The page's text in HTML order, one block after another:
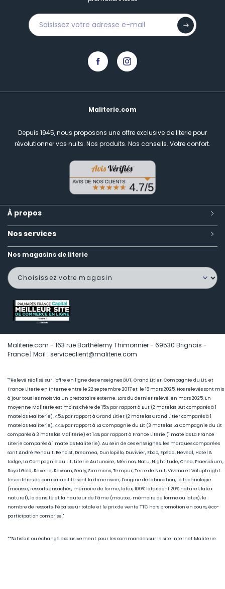
Maliterie.com
Depuis 1945, nous proposons une offre exclusive de literie pour
révolutionner vos nuits. Nos produits. Nos conseils. Votre confort.
À propos
Nos services
Nos magasins de literie
Maliterie.com - 163 rue Barthélemy Thimonnier - 69530 Brignais -
France | Mail : serviceclient@maliterie.com
"*Relevé réalisé sur l’offre en ligne des enseignes BUT, Grand Litier, Compagnie du Lit, et
France Literie en interne entre le 22 septembre 2017 et le 18 mars 2025. Nos relevés sont mis
à jour tous les mois via un prestataire externe. Lors du dernier relevé, en mars 2025, En
moyenne Maliterie est moins chère de 15% par rapport à But (2 matelas But comparés à 1
matelas Maliterie), 45% par rapport à Grand Litier (2 matelas Grand Litier comparés à 1
matelas Maliterie), 44% par rapport à La Compagnie du Lit (3 matelas La Compagnie du Lit
comparés à 3 matelas Maliterie) et 14% par rapport à France Literie (1 matelas La France
Literie comparés à 1 matelas Maliterie). Au sein de ces enseignes, les marques comparées
sont André Renault, Benoist, Dreamea, Dunlopillo, Duvivier, Ebac, Epéda, Heveal, Hotel &
Lodge, La Compagnie du Lit, Literie Autunoise, Mérinos, Natu, Nightitude, Onea, Praesidium,
Royal Gold, Reverie, Revsom, Sealy, Simmons, Tempur, Terre de Nuit, Vivena et Voluptnight.
Les critères de comparabilité sont la dimension, l’origine de fabrication, la technologie
(mousse, ressorts ensachés, mémoire de forme, latex, 100% latex dont 20% naturel, latex
naturel), la densité et la hauteur de l’âme (mousse, mémoire de forme ou latex), le
nombre de ressorts, l’épaisseur totale et le prix de vente TTC hors promotion en cours, éco-
participation comprise."
**Satisfait ou échangé exclusivement pour les commandes sur le site internet Maliterie.